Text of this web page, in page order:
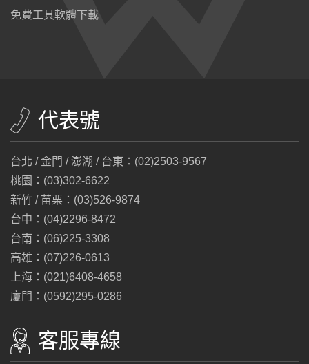
免費工具軟體下載
代表號
台北 / 金門 / 澎湖 / 台東：(02)2503-9567
桃園：(03)302-6622
新竹 / 苗栗：(03)526-9874
台中：(04)2296-8472
台南：(06)225-3308
高雄：(07)226-0613
上海：(021)6408-4658
廈門：(0592)295-0286
客服專線